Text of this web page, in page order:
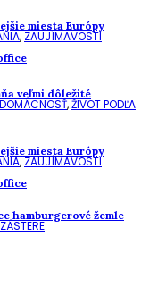
miesta Európy
,ZAUJÍMAVOSTI
veľmi dôležité
,ŽIVOT PODĽA
miesta Európy
,ZAUJÍMAVOSTI
hamburgerové žemle